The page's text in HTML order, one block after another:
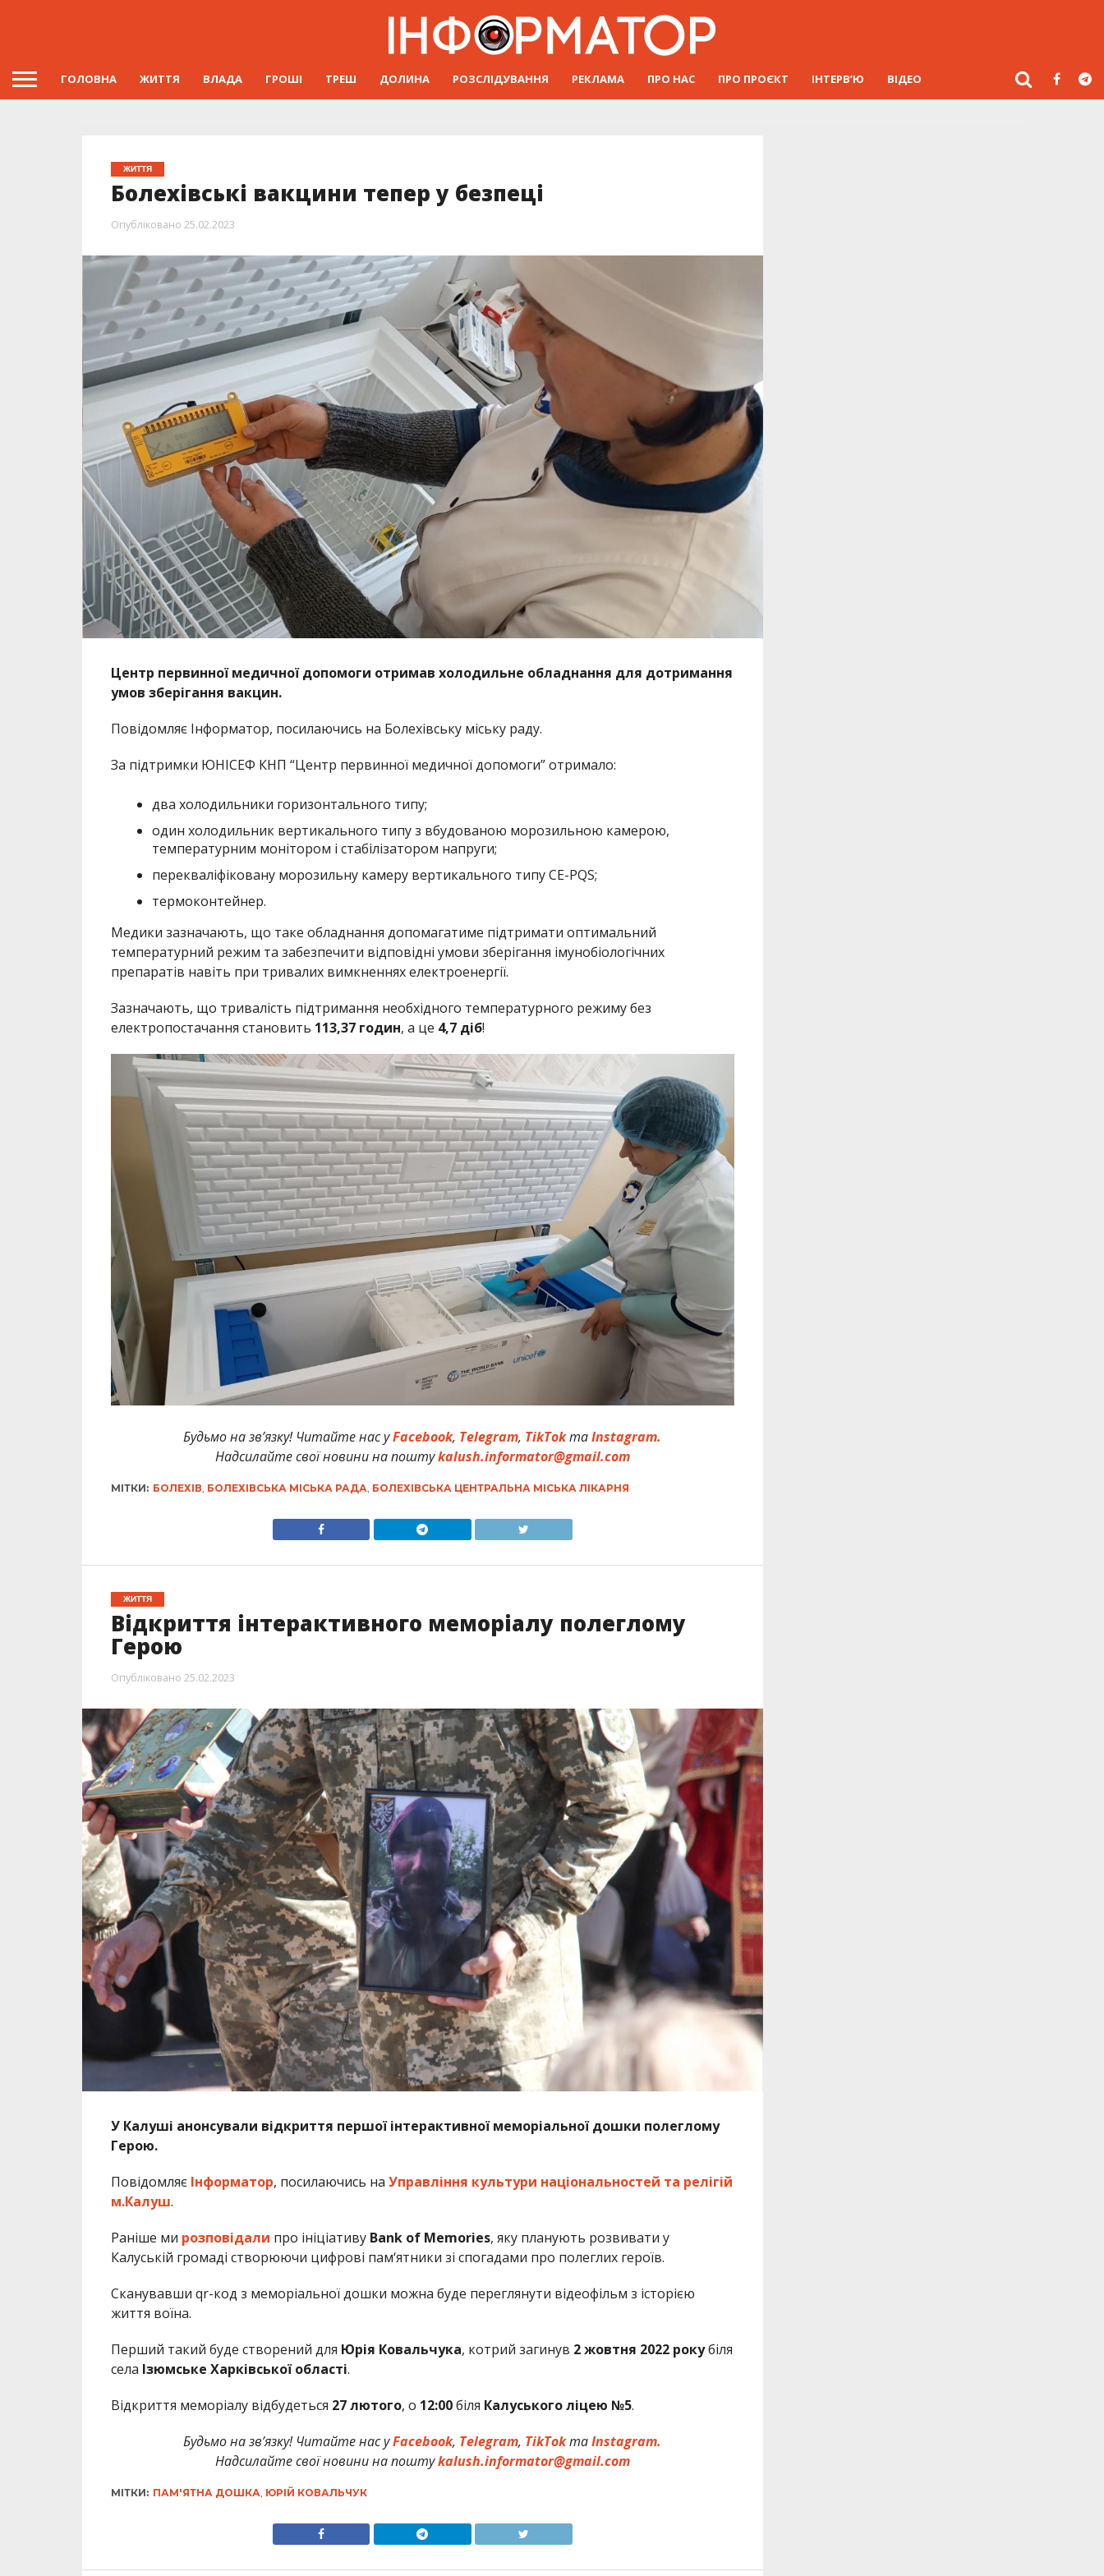
ГОЛОВНА ЖИТТЯ ВЛАДА ГРОШІ ТРЕШ ДОЛИНА РОЗСЛІДУВАННЯ РЕКЛАМА ПРО НАС ПРО ПРОЄКТ ІНТЕРВ’Ю ВІДЕО
ЖИТТЯ
Болехівські вакцини тепер у безпеці
Опубліковано 25.02.2023
Центр первинної медичної допомоги отримав холодильне обладнання для дотримання
умов зберігання вакцин.
Повідомляє Інформатор, посилаючись на Болехівську міську раду.
За підтримки ЮНІСЕФ КНП “Центр первинної медичної допомоги” отримало:
два холодильники горизонтального типу;
один холодильник вертикального типу з вбудованою морозильною камерою,
температурним монітором і стабілізатором напруги;
перекваліфіковану морозильну камеру вертикального типу СЕ-PQS;
термоконтейнер.
Медики зазначають, що таке обладнання допомагатиме підтримати оптимальний
температурний режим та забезпечити відповідні умови зберігання імунобіологічних
препаратів навіть при тривалих вимкненнях електроенергії.
Зазначають, що тривалість підтримання необхідного температурного режиму без
електропостачання становить 113,37 годин, а це 4,7 діб!
Будьмо на зв’язку! Читайте нас уFacebook, Telegram, TikTokтаInstagram.
Надсилайте свої новини на поштуkalush.informator@gmail.com
МІТКИ: БОЛЕХІВ БОЛЕХІВСЬКА МІСЬКА РАДА БОЛЕХІВСЬКА ЦЕНТРАЛЬНА МІСЬКА ЛІКАРНЯ
ЖИТТЯ
Відкриття інтерактивного меморіалу полеглому
Герою
Опубліковано 25.02.2023
У Калуші анонсували відкриття першої інтерактивної меморіальної дошки полеглому
Герою.
Повідомляє Інформатор, посилаючись на Управління культури національностей та релігій
м.Калуш.
Раніше ми розповідали про ініціативу Bank of Memories, яку планують розвивати у
Калуській громаді створюючи цифрові пам‘ятники зі спогадами про полеглих героїв.
Сканувавши qr-код з меморіальної дошки можна буде переглянути відеофільм з історією
життя воїна.
Перший такий буде створений для Юрія Ковальчука, котрий загинув 2 жовтня 2022 рокубіля
села Ізюмське Харківської області.
Відкриття меморіалу відбудеться 27 лютого, о 12:00біля Калуського ліцею №5.
Будьмо на зв’язку! Читайте нас уFacebook, Telegram, TikTokтаInstagram.
Надсилайте свої новини на поштуkalush.informator@gmail.com
МІТКИ: ПАМ'ЯТНА ДОШКА ЮРІЙ КОВАЛЬЧУК